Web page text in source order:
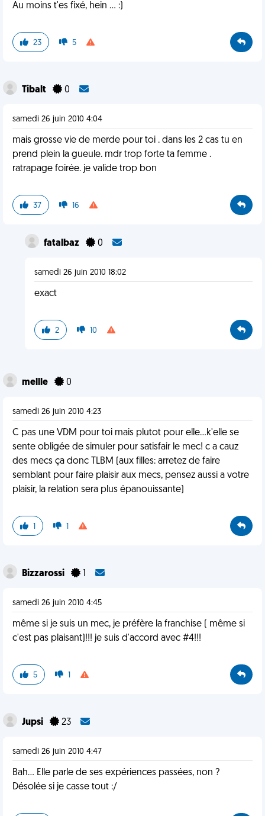
Au moins t'es fixé, hein ... :)
23 5
Tibalt 0
samedi 26 juin 2010 4:04
mais grosse vie de merde pour toi . dans les 2 cas tu en
prend plein la gueule. mdr trop forte ta femme .
ratrapage foirée. je valide trop bon
37 16
fatalbaz 0
samedi 26 juin 2010 18:02
exact
2 10
mellle 0
samedi 26 juin 2010 4:23
C pas une VDM pour toi mais plutot pour elle...k'elle se
sente obligée de simuler pour satisfair le mec! c a cauz
des mecs ça donc TLBM (aux filles: arretez de faire
semblant pour faire plaisir aux mecs, pensez aussi a votre
plaisir, la relation sera plus épanouissante)
1 1
Bizzarossi
samedi 26 juin 2010 4:45
même si je suis un mec, je préfère la franchise ( même si
c'est pas plaisant)!!! je suis d'accord avec #4!!!
5 1
Jupsi 23
samedi 26 juin 2010 4:47
Bah... Elle parle de ses expériences passées, non ?
Désolée si je casse tout :/